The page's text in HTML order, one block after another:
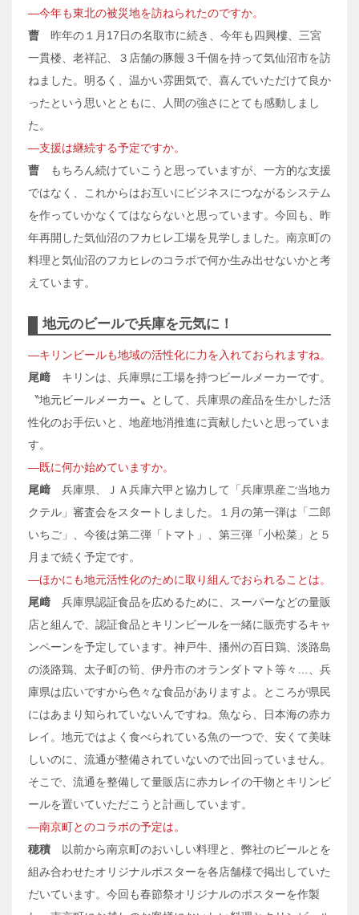
―今年も東北の被災地を訪ねられたのですか。
曹 昨年の１月17日の名取市に続き、今年も四興樓、三宮
一貫楼、老祥記、３店舗の豚饅３千個を持って気仙沼市を訪
ねました。明るく、温かい雰囲気で、喜んでいただけて良か
ったという思いとともに、人間の強さにとても感動しまし
た。
―支援は継続する予定ですか。
曹 もちろん続けていこうと思っていますが、一方的な支援
ではなく、これからはお互いにビジネスにつながるシステム
を作っていかなくてはならないと思っています。今回も、昨
年再開した気仙沼のフカヒレ工場を見学しました。南京町の
料理と気仙沼のフカヒレのコラボで何か生み出せないかと考
えています。
地元のビールで兵庫を元気に！
―キリンビールも地域の活性化に力を入れておられますね。
尾﨑 キリンは、兵庫県に工場を持つビールメーカーです。
〝地元ビールメーカー〟として、兵庫県の産品を生かした活
性化のお手伝いと、地産地消推進に貢献したいと思っていま
す。
―既に何か始めていますか。
尾﨑 兵庫県、ＪＡ兵庫六甲と協力して「兵庫県産ご当地カ
クテル」審査会をスタートしました。１月の第一弾は「二郎
いちご」、今後は第二弾「トマト」、第三弾「小松菜」と５
月まで続く予定です。
―ほかにも地元活性化のために取り組んでおられることは。
尾﨑 兵庫県認証食品を広めるために、スーパーなどの量販
店と組んで、認証食品とキリンビールを一緒に販売するキャ
ンペーンを予定しています。神戸牛、播州の百日鶏、淡路島
の淡路鶏、太子町の筍、伊丹市のオランダトマト等々…、兵
庫県は広いですから色々な食品がありますよ。ところが県民
にはあまり知られていないんですね。魚なら、日本海の赤カ
レイ。地元ではよく食べられている魚の一つで、安くて美味
しいのに、流通が整備されていないので出回っていません。
そこで、流通を整備して量販店に赤カレイの干物とキリンビ
ールを置いていただこうと計画しています。
―南京町とのコラボの予定は。
穂積 以前から南京町のおいしい料理と、弊社のビールとを
組み合わせたオリジナルポスターを各店舗様で掲出していた
だいています。今回も春節祭オリジナルのポスターを作製